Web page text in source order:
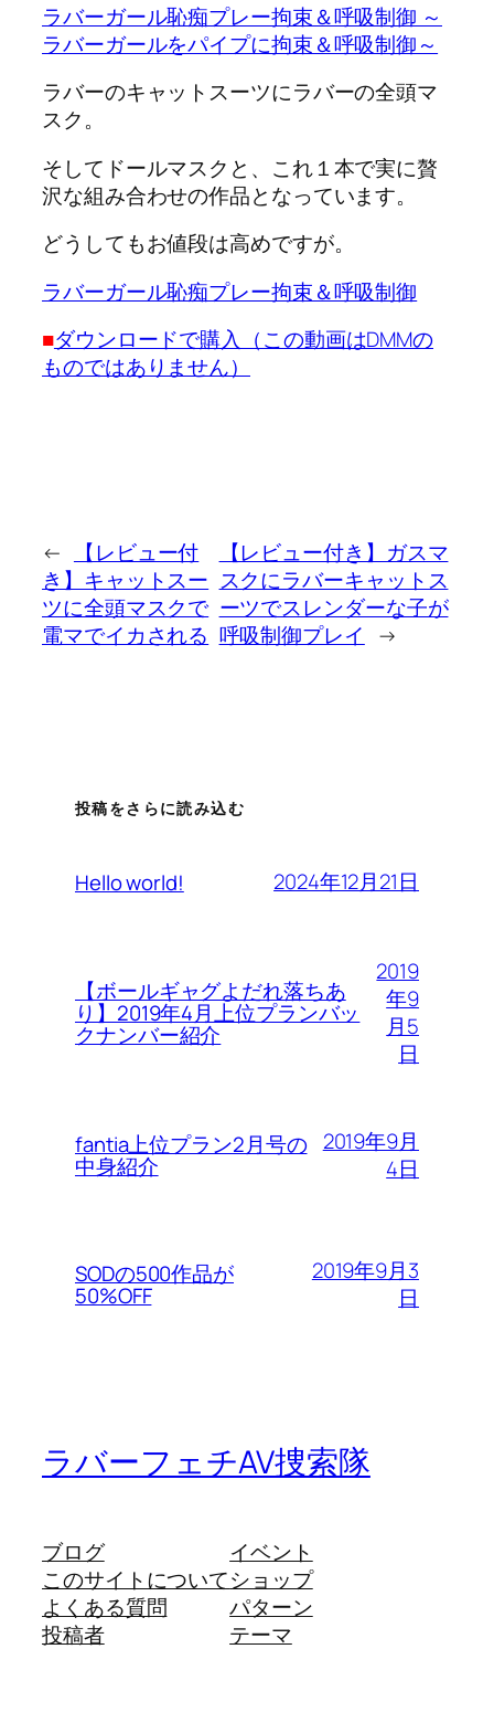
ラバーガール恥痴プレー拘束＆呼吸制御 ～
ラバーガールをパイプに拘束＆呼吸制御～
ラバーのキャットスーツにラバーの全頭マ
スク。
そしてドールマスクと、これ１本で実に贅
沢な組み合わせの作品となっています。
どうしてもお値段は高めですが。
ラバーガール恥痴プレー拘束＆呼吸制御
■ダウンロードで購入（この動画はDMMの
ものではありません）
←
【レビュー付
き】キャットスー
ツに全頭マスクで
電マでイカされる
【レビュー付き】ガスマ
スクにラバーキャットス
ーツでスレンダーな子が
呼吸制御プレイ
→
投稿をさらに読み込む
Hello world! 2024年12月21日
【ボールギャグよだれ落ちあ
り】2019年4月上位プランバッ
クナンバー紹介
2019
年9
月5
日
fantia上位プラン2月号の
中身紹介
2019年9月
4日
SODの500作品が
50%OFF
2019年9月3
日
ラバーフェチAV捜索隊
ブログ
このサイトについて
よくある質問
投稿者
イベント
ショップ
パターン
テーマ